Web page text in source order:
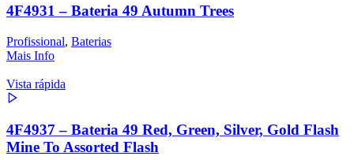
4F4931 – Bateria 49 Autumn Trees
Profissional, Baterias
Mais Info
Vista rápida
4F4937 – Bateria 49 Red, Green, Silver, Gold Flash
Mine To Assorted Flash